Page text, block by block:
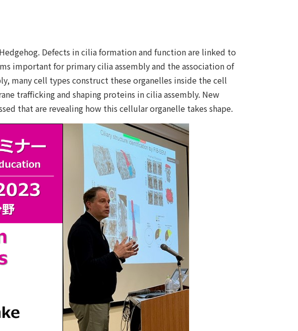
Defects in cilia formation and function are linked to
important for primary cilia assembly and the association of
many cell types construct these organelles inside the cell
trafficking and shaping proteins in cilia assembly. New
that are revealing how this cellular organelle takes shape.